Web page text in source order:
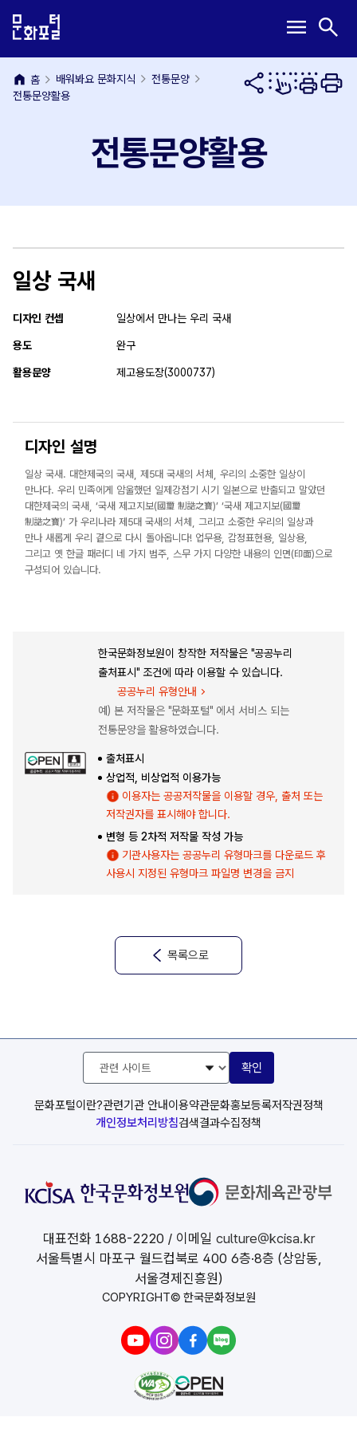
문
내
용
로
메
뉴
바
가
메
열
기
menu 검
열
기
search
home 홈 배워봐요 문화지식
전통문양
전통문양활용
전통문양활용
일상 국새
디자인 컨셉 일상에서 만나는 우리 국새
용도 완구
활용문양 제고용도장(3000737)
디자인 설명
일상 국새. 대한제국의 국새, 제5대 국새의 서체, 우리의 소중한 일상이
만나다. 우리 민족에게 암울했던 일제강점기 시기 일본으로 반출되고 말았던
대한제국의 국새, ‘국새 제고지보(國璽 制誥之寶)’ ‘국새 제고지보(國璽
制誥之寶)’ 가 우리나라 제5대 국새의 서체, 그리고 소중한 우리의 일상과
만나 새롭게 우리 곁으로 다시 돌아옵니다! 업무용, 감정표현용, 일상용,
그리고 옛 한글 패러디 네 가지 범주, 스무 가지 다양한 내용의 인면(印面)으로
구성되어 있습니다.
한국문화정보원이 창작한 저작물은 "공공누리
출처표시" 조건에 따라 이용할 수 있습니다.
공공누리 유형안내
예) 본 저작물은 "문화포털" 에서 서비스 되는
전통문양을 활용하였습니다.
출처표시
상업적, 비상업적 이용가능
이용자는 공공저작물을 이용할 경우, 출처 또는
저작권자를 표시해야 합니다.
변형 등 2차적 저작물 작성 가능
기관사용자는 공공누리 유형마크를 다운로드 후
사용시 지정된 유형마크 파일명 변경을 금지
목록으로
문화포털이란?관련기관 안내이용약관문화홍보등록저작권정책
개인정보처리방침검색결과수집정책
관
사
이
트
확인
대표전화 1688-2220 / 이메일 culture@kcisa.kr
서울특별시 마포구 월드컵북로 400 6층·8층 (상암동,
서울경제진흥원)
COPYRIGHT© 한국문화정보원